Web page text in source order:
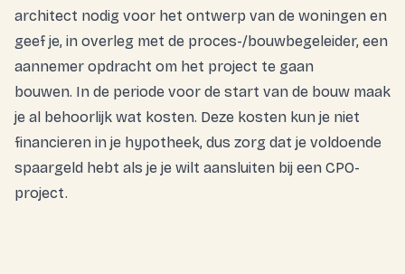
architect nodig voor het ontwerp van de woningen en
geef je, in overleg met de proces-/bouwbegeleider, een
aannemer opdracht om het project te gaan
bouwen. In de periode voor de start van de bouw maak
je al behoorlijk wat kosten. Deze kosten kun je niet
financieren in je hypotheek, dus zorg dat je voldoende
spaargeld hebt als je je wilt aansluiten bij een CPO-
project.